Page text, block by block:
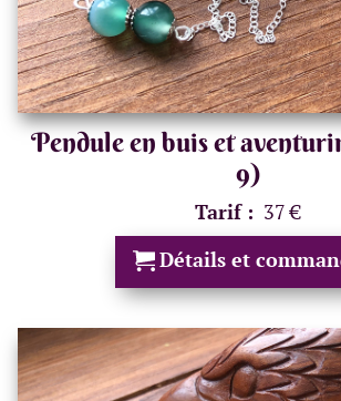
Pendule en buis et
9)
Tarif : 37 €
Détails et